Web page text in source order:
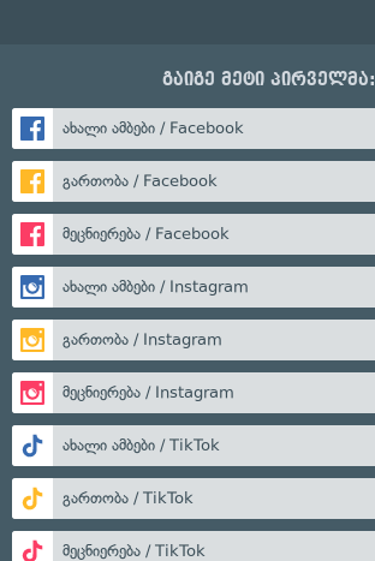
გაიგე მეტი პირველმა:
ახალი ამბები / Facebook
გართობა / Facebook
მეცნიერება / Facebook
ახალი ამბები / Instagram
გართობა / Instagram
მეცნიერება / Instagram
ახალი ამბები / TikTok
გართობა / TikTok
მეცნიერება / TikTok